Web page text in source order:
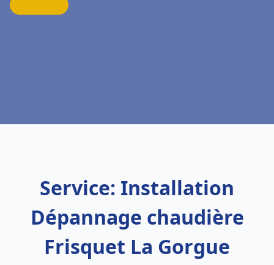
Service: Installation
Dépannage chaudière
Frisquet La Gorgue